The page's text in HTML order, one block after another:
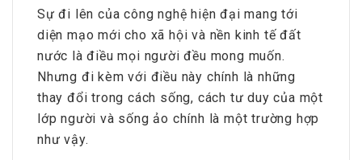
Sự đi lên của công nghệ hiện đại mang tới
diện mạo mới cho xã hội và nền kinh tế đất
nước là điều mọi người đều mong muốn.
Nhưng đi kèm với điều này chính là những
thay đổi trong cách sống, cách tư duy của một
lớp người và sống ảo chính là một trường hợp
như vậy.